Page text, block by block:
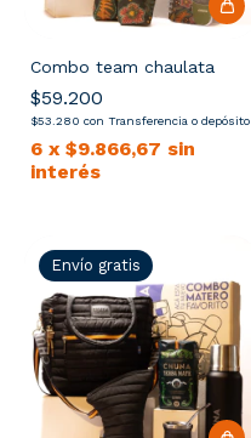
Combo team chaulata
$59.200
$53.280 con Transferencia o depósito
6 x $9.866,67 sin
interés
Envío gratis